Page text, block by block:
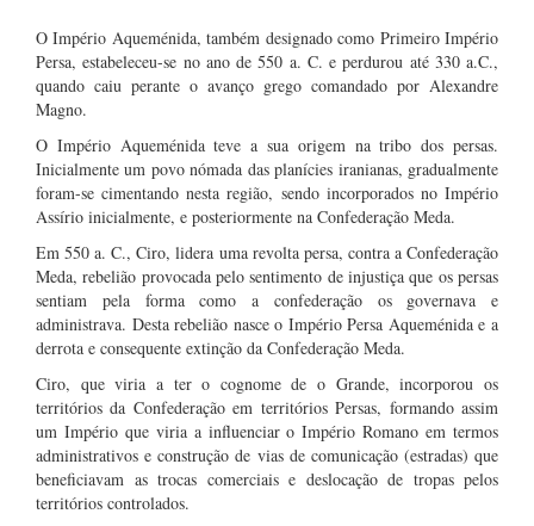
O Império Aqueménida, também designado como Primeiro Império
Persa, estabeleceu-se no ano de 550 a. C. e perdurou até 330 a.C.,
quando caiu perante o avanço grego comandado por Alexandre
Magno.
O Império Aqueménida teve a sua origem na tribo dos persas.
Inicialmente um povo nómada das planícies iranianas, gradualmente
foram-se cimentando nesta região, sendo incorporados no Império
Assírio inicialmente, e posteriormente na Confederação Meda.
Em 550 a. C., Ciro, lidera uma revolta persa, contra a Confederação
Meda, rebelião provocada pelo sentimento de injustiça que os persas
sentiam pela forma como a confederação os governava e
administrava. Desta rebelião nasce o Império Persa Aqueménida e a
derrota e consequente extinção da Confederação Meda.
Ciro, que viria a ter o cognome de o Grande, incorporou os
territórios da Confederação em territórios Persas, formando assim
um Império que viria a influenciar o Império Romano em termos
administrativos e construção de vias de comunicação (estradas) que
beneficiavam as trocas comerciais e deslocação de tropas pelos
territórios controlados.